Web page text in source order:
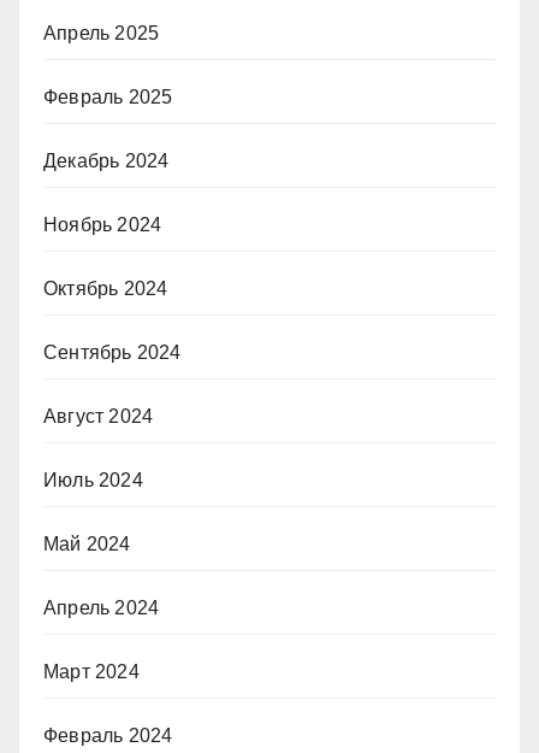
Апрель 2025
Февраль 2025
Декабрь 2024
Ноябрь 2024
Октябрь 2024
Сентябрь 2024
Август 2024
Июль 2024
Май 2024
Апрель 2024
Март 2024
Февраль 2024